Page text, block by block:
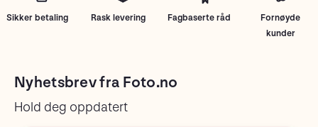
Sikker betaling Rask levering Fagbaserte råd
Fornøyde
kunder
Nyhetsbrev fra Foto.no
Hold deg oppdatert